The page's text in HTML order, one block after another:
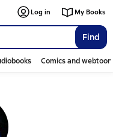
Find
Log in My Books
Comics and